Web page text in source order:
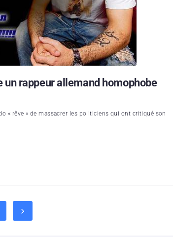
rappeur allemand homophobe
« rêve » de massacrer les politiciens qui ont critiqué son